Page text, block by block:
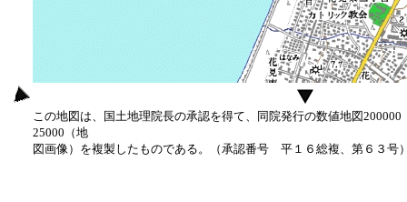
この地図は、国土地理院長の承認を得て、同院発行の数値地図
25000（地
図画像）を複製したものである。（承認番号 平１６総複、第６３号